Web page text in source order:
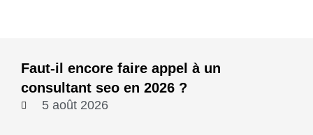
Faut-il encore faire appel à un
consultant seo en 2026 ?
5 août 2026